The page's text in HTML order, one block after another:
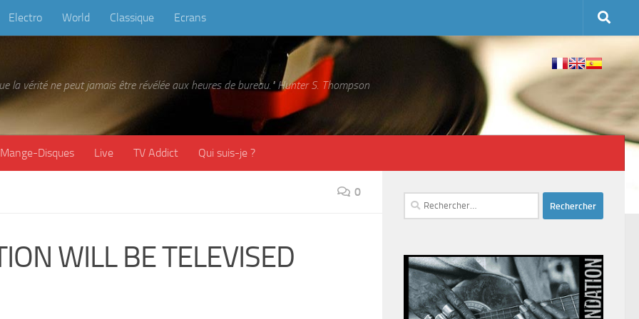
Electro World Classique Ecrans
la vérité ne peut jamais être révélée aux heures de bureau." Hunter S. Thompson
Mange-Disques Live TV Addict Qui suis-je ?
0
WILL BE TELEVISED
Rechercher :